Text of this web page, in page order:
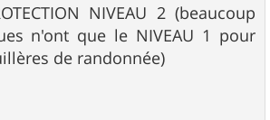
NIVEAU 2 (beaucoup
n'ont que le NIVEAU 1 pour
de randonnée)